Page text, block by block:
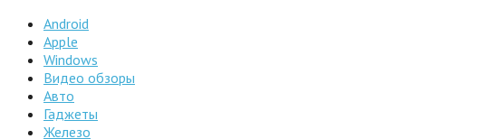
Android
Apple
Windows
Видео обзоры
Авто
Гаджеты
Железо